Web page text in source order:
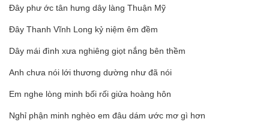
Đây phư ớc tân hưng dây làng Thuận Mỹ
Đây Thanh Vĩnh Long kỷ niệm êm đềm
Dây mái đình xưa nghiêng giọt nắng bên thềm
Anh chưa nói lới thương dường như đã nói
Em nghe lòng minh bối rối giửa hoàng hôn
Nghỉ phận minh nghèo em đâu dám ước mơ gì hơn